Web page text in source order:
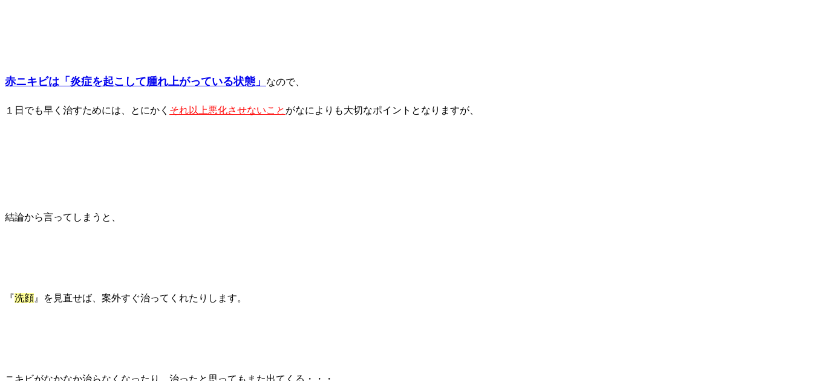
赤ニキビは「炎症を起こして腫れ上がっている状態」 なので、
１日でも早く治すためには、とにかく それ以上悪化させないこと がなによりも大切なポイントとなりますが、
結論から言ってしまうと、
『洗顔 』を見直せば、案外すぐ治ってくれたりします。
ニキビがなかなか治らなくなったり、治ったと思ってもまた出てくる・・・